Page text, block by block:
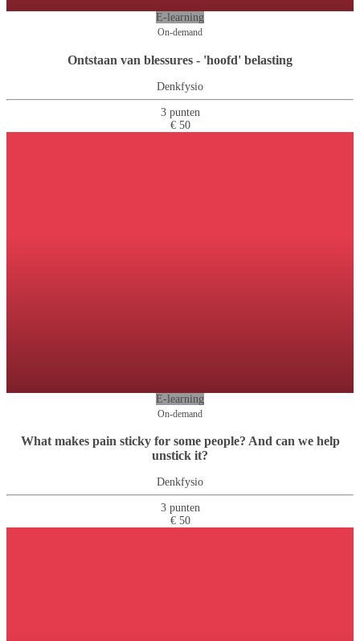
E-learning
On-demand
Ontstaan van blessures - 'hoofd' belasting
Denkfysio
3 punten
€ 50
E-learning
On-demand
What makes pain sticky for some people? And can we help
unstick it?
Denkfysio
3 punten
€ 50